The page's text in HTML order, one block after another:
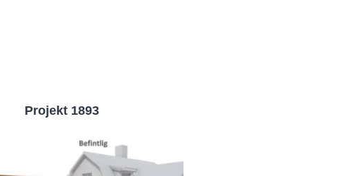
Projekt 1893